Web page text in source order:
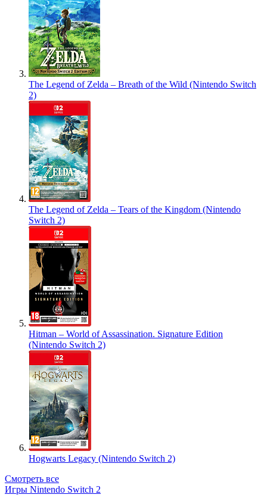
The Legend of Zelda – Breath of the Wild (Nintendo Switch
2)
The Legend of Zelda – Tears of the Kingdom (Nintendo
Switch 2)
Hitman – World of Assassination. Signature Edition
(Nintendo Switch 2)
Hogwarts Legacy (Nintendo Switch 2)
Смотреть все
Игры Nintendo Switch 2